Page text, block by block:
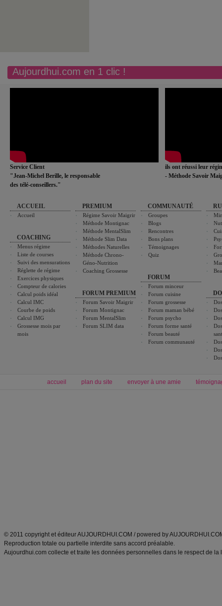
Aujourdhui.com en 1 clic !
Service Client
"Jean-Michel Berille, le responsable
des télé-conseillers."
ils ont réussi leur
- Méthode Savoir
ACCUEIL
Accueil
COACHING
Menus régime
Liste de courses
Suivi des mensurations
Réglette de régime
Exercices physiques
Compteur de calories
Calcul poids idéal
Calcul IMC
Courbe de poids
Calcul IMG
Grossesse mois par
mois
PREMIUM
Régime Savoir Maigrir
Méthode Montignac
Méthode MentalSlim
Méthode Slim Data
Méthodes Naturelles
Méthode Chrono-
Géno-Nutrition
Coaching Grossesse
FORUM PREMIUM
Forum Savoir Maigrir
Forum Montignac
Forum MentalSlim
Forum SLIM data
COMMUNAUTÉ
Groupes
Blogs
Rencontres
Bons plans
Témoignages
Quiz
FORUM
Forum minceur
Forum cuisine
Forum grossesse
Forum maman bébé
Forum psycho
Forum forme santé
Forum beauté
Forum communauté
accueil plan du site envoyer à une amie
© 2011 copyright et éditeur AUJOURDHUI.COM / powered by
Reproduction totale ou partielle interdite sans accord préalable.
Aujourdhui.com collecte et traite les données personnelles dans le respect de